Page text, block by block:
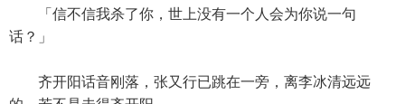
「信不信我杀了你，世上没有一个人会为你说一句
话？」
齐开阳话音刚落，张又行已跳在一旁，离李冰清远远